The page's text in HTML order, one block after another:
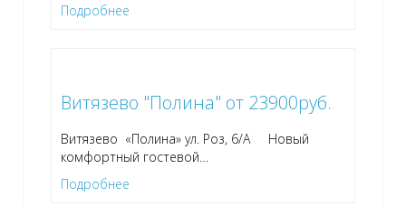
Подробнее
Витязево "Полина" от 23900руб.
Витязево «Полина» ул. Роз, 6/А Новый
комфортный гостевой
Подробнее